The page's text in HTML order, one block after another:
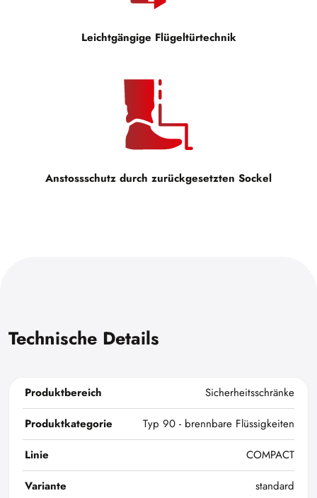
Leichtgängige Flügeltürtechnik
Anstossschutz durch zurückgesetzten Sockel
Technische Details
Produktbereich
Sicherheitsschränke
Produktkategorie
Typ 90 - brennbare Flüssigkeiten
Linie
COMPACT
Variante
standard